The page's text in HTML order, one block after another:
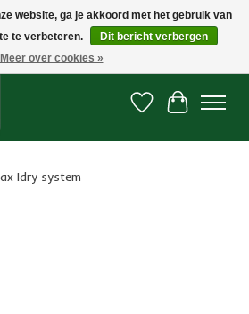
100. Onze oncourse Golfshop in Dordrecht is
Verlanglijst
Idry system
website, ga je akkoord met het gebruik van
te verbeteren.
Dit bericht verbergen
Meer over cookies »